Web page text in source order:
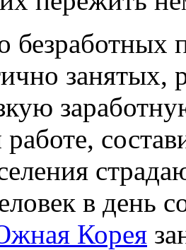
безработных
в день
Корея